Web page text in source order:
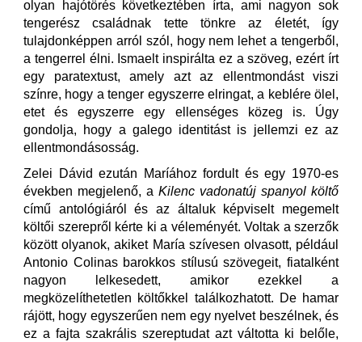
olyan hajótörés következtében írta, ami nagyon sok
tengerész családnak tette tönkre az életét, így
tulajdonképpen arról szól, hogy nem lehet a tengerből,
a tengerrel élni. Ismaelt inspirálta ez a szöveg, ezért írt
egy paratextust, amely azt az ellentmondást viszi
színre, hogy a tenger egyszerre elringat, a keblére ölel,
etet és egyszerre egy ellenséges közeg is. Úgy
gondolja, hogy a galego identitást is jellemzi ez az
ellentmondásosság.
Zelei Dávid ezután Maríához fordult és egy 1970-es
években megjelenő, a Kilenc vadonatúj spanyol költő
című antológiáról és az általuk képviselt megemelt
költői szerepről kérte ki a véleményét. Voltak a szerzők
között olyanok, akiket María szívesen olvasott, például
Antonio Colinas barokkos stílusú szövegeit, fiatalként
nagyon lelkesedett, amikor ezekkel a
megközelíthetetlen költőkkel találkozhatott. De hamar
rájött, hogy egyszerűen nem egy nyelvet beszélnek, és
ez a fajta szakrális szereptudat azt váltotta ki belőle,